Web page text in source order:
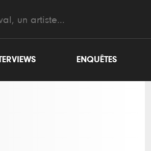
ENQUÊTES